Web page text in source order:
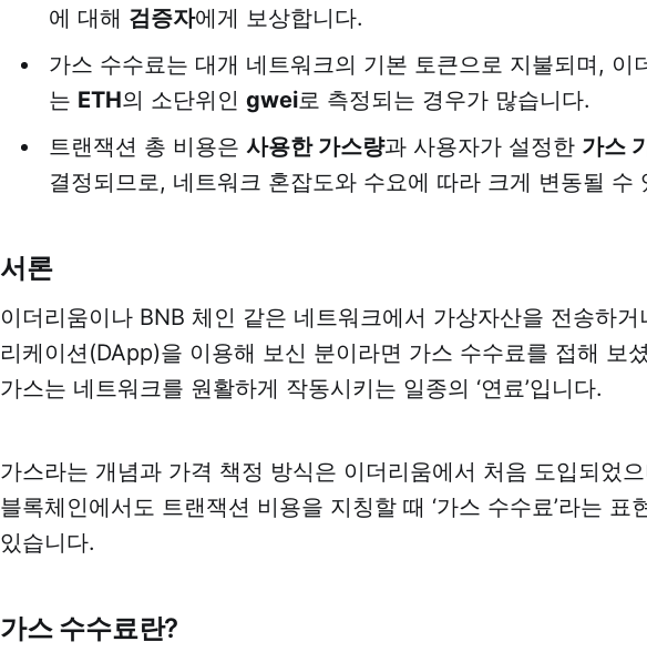
에 대해 검증자에게 보상합니다.
가스 수수료는 대개 네트워크의 기본 토큰으로 지불되며, 이
는 ETH의 소단위인 gwei로 측정되는 경우가 많습니다.
트랜잭션 총 비용은 사용한 가스량과 사용자가 설정한 가스
결정되므로, 네트워크 혼잡도와 수요에 따라 크게 변동될 수
서론
이더리움이나 BNB 체인 같은 네트워크에서 가상자산을 전송하거
리케이션(DApp)을 이용해 보신 분이라면 가스 수수료를 접해 보
가스는 네트워크를 원활하게 작동시키는 일종의 ‘연료’입니다.
가스라는 개념과 가격 책정 방식은 이더리움에서 처음 도입되었
블록체인에서도 트랜잭션 비용을 지칭할 때 ‘가스 수수료’라는 표
있습니다.
가스 수수료란?